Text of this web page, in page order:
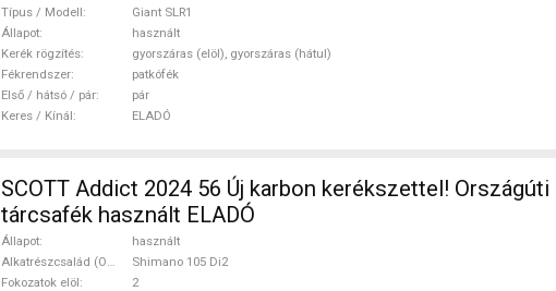
Típus / Modell
Giant SLR1
Állapot
használt
Kerék rögzítés
gyorszáras (elöl), gyorszáras (hátul)
Fékrendszer
patkófék
Első / hátsó / pár
pár
Keres / Kínál
ELADÓ
SCOTT Addict 2024 56 Új karbon kerékszettel! Országúti
tárcsafék használt ELADÓ
Állapot
használt
Alkatrészcsalád (Outi)
Shimano 105 Di2
Fokozatok elöl
2